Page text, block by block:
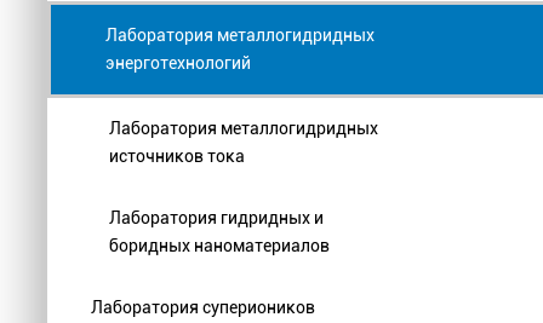
Лаборатория металлогидридных
энерготехнологий
Лаборатория металлогидридных
источников тока
Лаборатория гидридных и
боридных наноматериалов
Лаборатория супериоников